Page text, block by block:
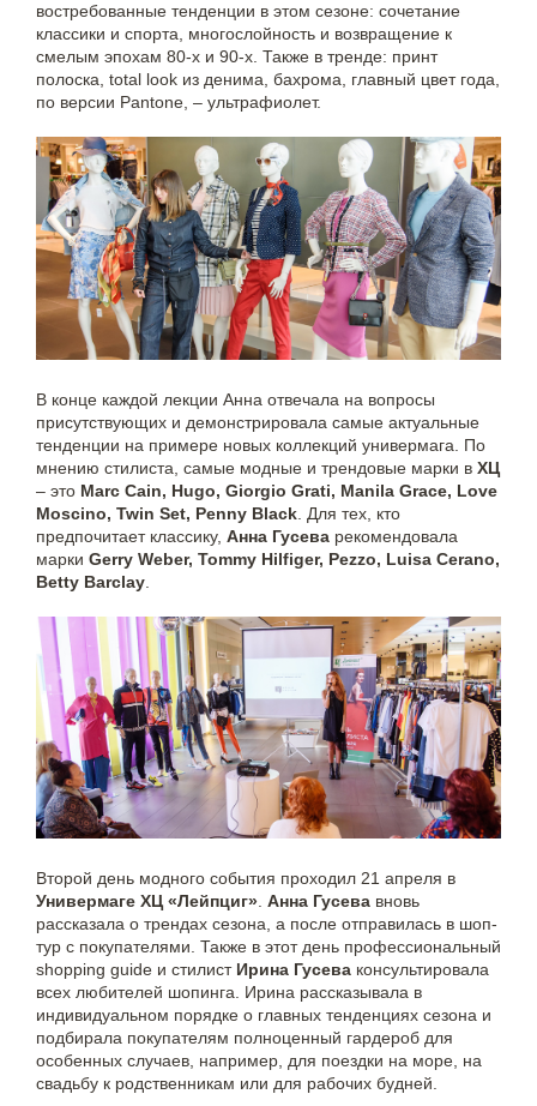
востребованные тенденции в этом сезоне: сочетание
классики и спорта, многослойность и возвращение к
смелым эпохам 80-х и 90-х. Также в тренде: принт
полоска, total look из денима, бахрома, главный цвет года,
по версии Pantone, – ультрафиолет.
В конце каждой лекции Анна отвечала на вопросы
присутствующих и демонстрировала самые актуальные
тенденции на примере новых коллекций универмага. По
мнению стилиста, самые модные и трендовые марки в ХЦ
– это Marc Cain, Hugo, Giorgio Grati, Manila Grace, Love
Moscino, Twin Set, Penny Black . Для тех, кто
предпочитает классику, Анна Гусева рекомендовала
марки Gerry Weber, Tommy Hilfiger, Pezzo, Luisa Cerano,
Betty Barclay
Второй день модного события проходил 21 апреля в
Универмаге ХЦ «Лейпциг» Анна Гусева вновь
рассказала о трендах сезона, а после отправилась в шоп-
тур с покупателями. Также в этот день профессиональный
shopping guide и стилист Ирина Гусева консультировала
всех любителей шопинга. Ирина рассказывала в
индивидуальном порядке о главных тенденциях сезона и
подбирала покупателям полноценный гардероб для
особенных случаев, например, для поездки на море, на
свадьбу к родственникам или для рабочих будней.